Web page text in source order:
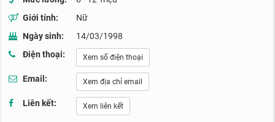
Giới tính:
Nữ
Ngày sinh:
14/03/1998
Điện thoại:
Xem số điện thoại
Email: Xem địa chỉ email
Liên kết: Xem liên kết